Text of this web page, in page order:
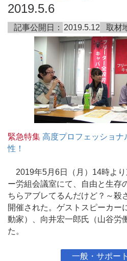
2019.5.6
記事公開日： 2019.5.12 取材
緊急特集 高度プロフェッショナ
性！
2019年5月6日（月）14時よ
ー労組会議室にて、自由と生存
ちらアブレてるんだけど？～殺
開催された。ゲストスピーカー
動家）、向井宏一郎氏（山谷労
た。
一般・サポー